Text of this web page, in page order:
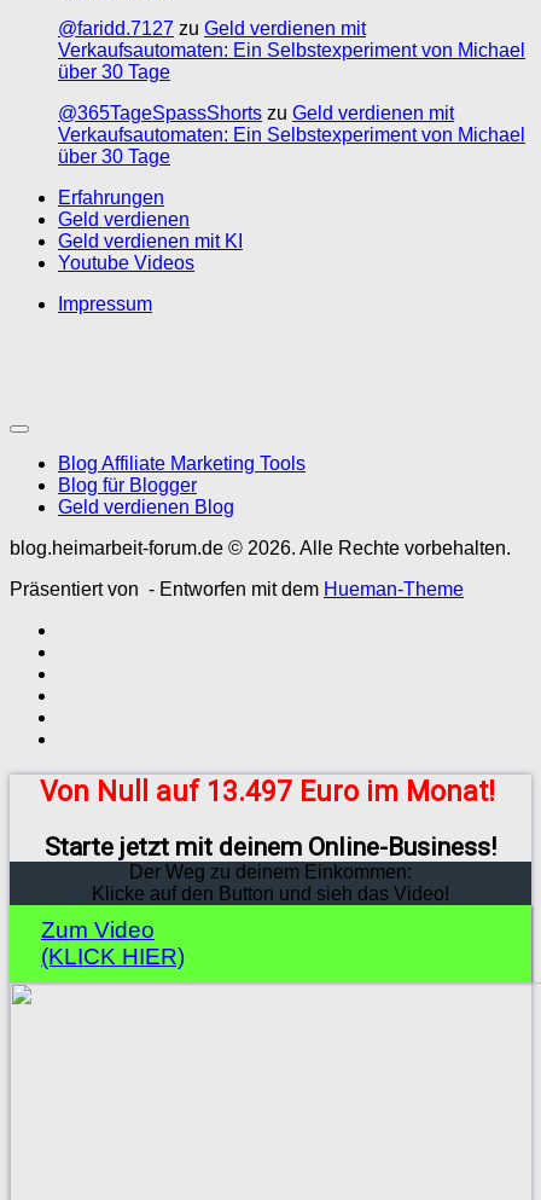
@faridd.7127 zu Geld verdienen mit
Verkaufsautomaten: Ein Selbstexperiment von Michael
über 30 Tage
@365TageSpassShorts zu Geld verdienen mit
Verkaufsautomaten: Ein Selbstexperiment von Michael
über 30 Tage
Erfahrungen
Geld verdienen
Geld verdienen mit KI
Youtube Videos
Impressum
Blog Affiliate Marketing Tools
Blog für Blogger
Geld verdienen Blog
blog.heimarbeit-forum.de © 2026. Alle Rechte vorbehalten.
Präsentiert von - Entworfen mit dem Hueman-Theme
Von Null auf 13.497 Euro im Monat!
Starte jetzt mit deinem Online-Business!
Der Weg zu deinem Einkommen:
Klicke auf den Button und sieh das Video!
Zum Video
(KLICK HIER)